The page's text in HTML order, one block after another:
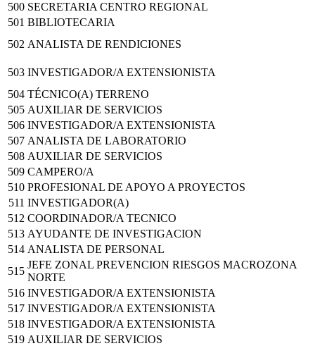
500 SECRETARIA CENTRO REGIONAL
501 BIBLIOTECARIA
502 ANALISTA DE RENDICIONES
503 INVESTIGADOR/A EXTENSIONISTA
504 TÉCNICO(A) TERRENO
505 AUXILIAR DE SERVICIOS
506 INVESTIGADOR/A EXTENSIONISTA
507 ANALISTA DE LABORATORIO
508 AUXILIAR DE SERVICIOS
509 CAMPERO/A
510 PROFESIONAL DE APOYO A PROYECTOS
511 INVESTIGADOR(A)
512 COORDINADOR/A TECNICO
513 AYUDANTE DE INVESTIGACION
514 ANALISTA DE PERSONAL
515
JEFE ZONAL PREVENCION RIESGOS MACROZONA
NORTE
516 INVESTIGADOR/A EXTENSIONISTA
517 INVESTIGADOR/A EXTENSIONISTA
518 INVESTIGADOR/A EXTENSIONISTA
519 AUXILIAR DE SERVICIOS